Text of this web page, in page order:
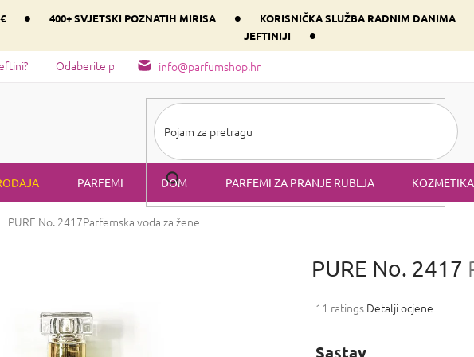
• 400+ SVJETSKI POZNATIH MIRISA • KORISNIČKA SLUŽBA RADNIM DANIMA
JEFTINIJI
•
info@parfumshop.hr
Odaberite parfem svog srca prema dominantnoj komponenti
PARFEMI DOM PARFEMI ZA PRANJE RUBLJA KOZMETIKA
PURE No. 2417Parfemska voda za žene
PURE No. 2417
Prosječna
je
11 ratings Detalji ocjene
Sastav